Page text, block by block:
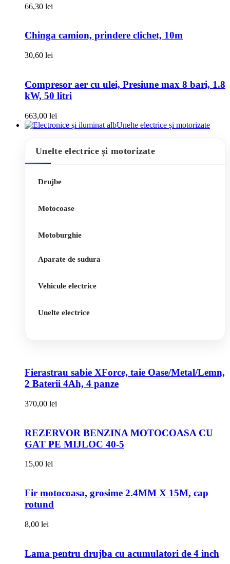
66,30 lei
Chinga camion, prindere clichet, 10m
30,60 lei
Compresor aer cu ulei, Presiune max 8 bari, 1.8
kW, 50 litri
663,00 lei
Unelte electrice și motorizate
Unelte electrice și motorizate
Drujbe
Motocoase
Motoburghie
Aparate de sudura
Vehicule electrice
Unelte electrice
Fierastrau sabie XForce, taie Oase/Metal/Lemn,
2 Baterii 4Ah, 4 panze
370,00 lei
REZERVOR BENZINA MOTOCOASA CU
GAT PE MIJLOC 40-5
15,00 lei
Fir motocoasa, grosime 2.4MM X 15M, cap
rotund
8,00 lei
Lama pentru drujba cu acumulatori de 4 inch